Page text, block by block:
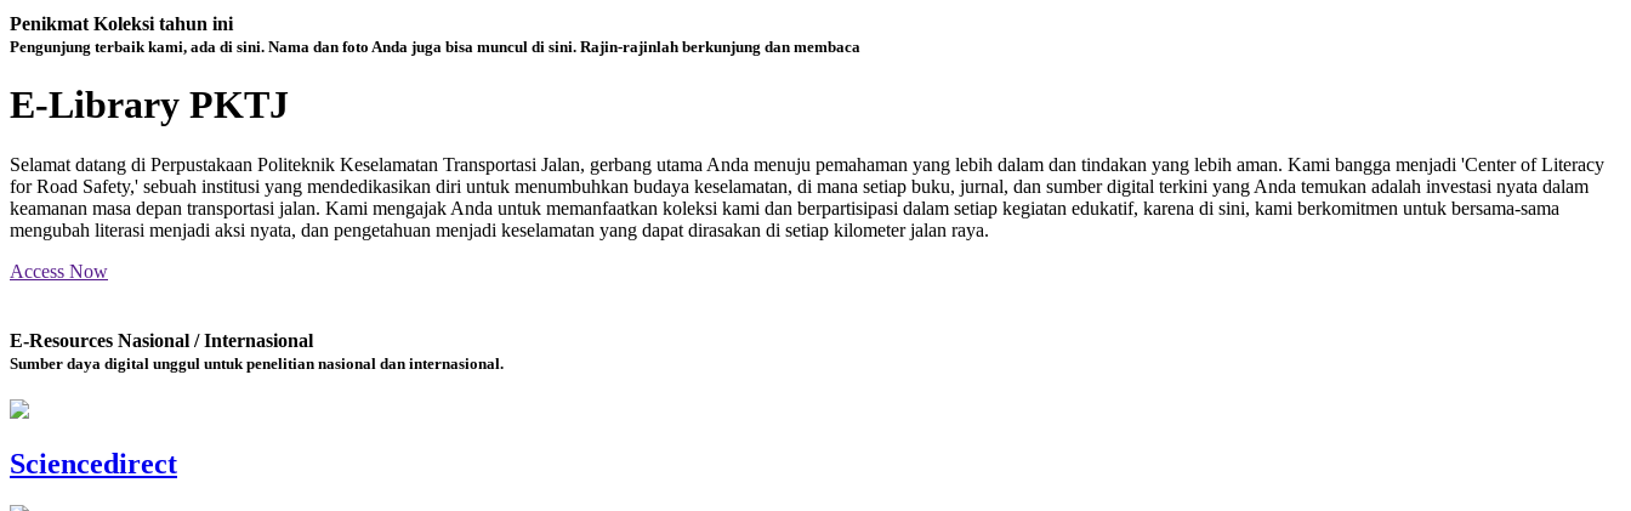
Penikmat Koleksi tahun ini
Pengunjung terbaik kami, ada di sini. Nama dan foto Anda juga bisa muncul di sini. Rajin-rajinlah berkunjung dan membaca
E-Library PKTJ
Selamat datang di Perpustakaan Politeknik Keselamatan Transportasi Jalan, gerbang utama Anda menuju pemahaman yang lebih dalam dan tindakan yang lebih aman. Kami bangga menjadi 'Center of Literacy
for Road Safety,' sebuah institusi yang mendedikasikan diri untuk menumbuhkan budaya keselamatan, di mana setiap buku, jurnal, dan sumber digital terkini yang Anda temukan adalah investasi nyata dalam
keamanan masa depan transportasi jalan. Kami mengajak Anda untuk memanfaatkan koleksi kami dan berpartisipasi dalam setiap kegiatan edukatif, karena di sini, kami berkomitmen untuk bersama-sama
mengubah literasi menjadi aksi nyata, dan pengetahuan menjadi keselamatan yang dapat dirasakan di setiap kilometer jalan raya.
Access Now
E-Resources Nasional / Internasional
Sumber daya digital unggul untuk penelitian nasional dan internasional.
Sciencedirect